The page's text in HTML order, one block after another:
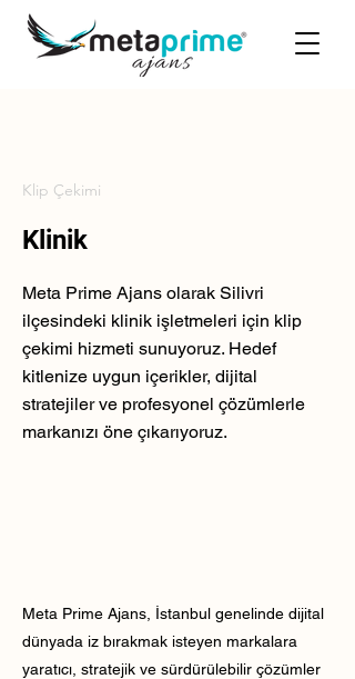
Klip Çekimi
Klinik
Meta Prime Ajans olarak Silivri
ilçesindeki klinik işletmeleri için klip
çekimi hizmeti sunuyoruz. Hedef
kitlenize uygun içerikler, dijital
stratejiler ve profesyonel çözümlerle
markanızı öne çıkarıyoruz.
Meta Prime Ajans, İstanbul genelinde dijital
dünyada iz bırakmak isteyen markalara
yaratıcı, stratejik ve sürdürülebilir çözümler